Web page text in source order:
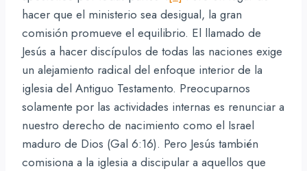
hacer que el ministerio sea desigual, la gran
comisión promueve el equilibrio. El llamado de
Jesús a hacer discípulos de todas las naciones exige
un alejamiento radical del enfoque interior de la
iglesia del Antiguo Testamento. Preocuparnos
solamente por las actividades internas es renunciar a
nuestro derecho de nacimiento como el Israel
maduro de Dios (Gal 6:16). Pero Jesús también
comisiona a la iglesia a discipular a aquellos que